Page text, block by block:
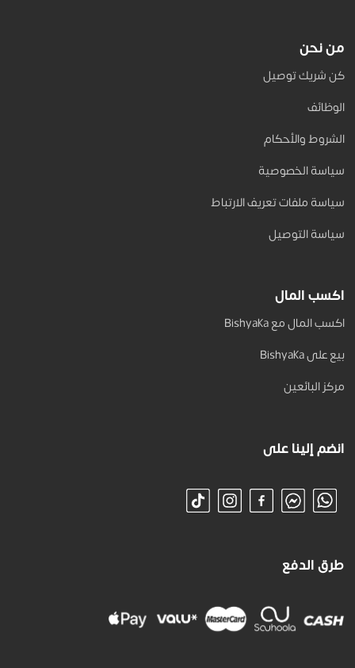
من نحن
كن شريك توصيل
الوظائف
الشروط والأحكام
سياسة الخصوصية
سياسة ملفات تعريف الارتباط
سياسة التوصيل
اكسب المال
اكسب المال مع Bishyaka
بيع على Bishyaka
مركز البائعين
انضم إلينا على
طرق الدفع